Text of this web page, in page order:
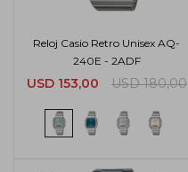
Reloj Casio Retro Unisex AQ-
240E - 2ADF
USD 153,00 USD 180,00